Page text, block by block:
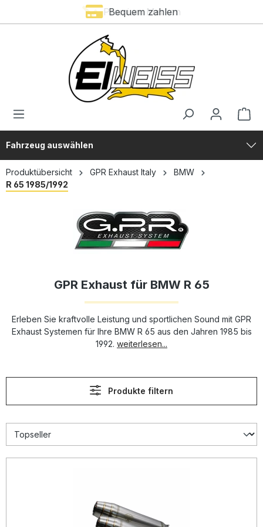
Premium Marken
Bequem zahlen
Fahrzeug auswählen
Produktübersicht GPR Exhaust Italy
BMW
R 65 1985/1992
GPR Exhaust für BMW R 65
Erleben Sie kraftvolle Leistung und sportlichen Sound mit GPR
Exhaust Systemen für Ihre BMW R 65 aus den Jahren 1985 bis
1992. weiterlesen...
Produkte filtern